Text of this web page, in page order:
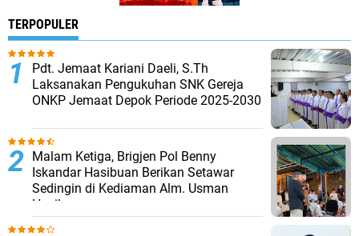
TERPOPULER
Pdt. Jemaat Kariani Daeli, S.Th
Laksanakan Pengukuhan SNK Gereja
ONKP Jemaat Depok Periode 2025-2030
Malam Ketiga, Brigjen Pol Benny
Iskandar Hasibuan Berikan Setawar
Sedingin di Kediaman Alm. Usman
Hasibuan